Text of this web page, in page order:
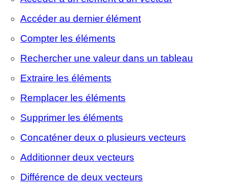
Accéder au dernier élément
Compter les éléments
Rechercher une valeur dans un tableau
Extraire les éléments
Remplacer les éléments
Supprimer les éléments
Concaténer deux o plusieurs vecteurs
Additionner deux vecteurs
Différence de deux vecteurs